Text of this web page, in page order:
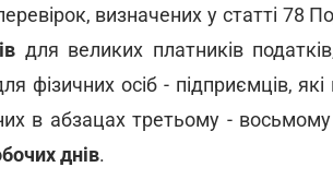
визначених у статті 78
для великих платників
фізичних осіб - підприємців,
в абзацах третьому -
днів.